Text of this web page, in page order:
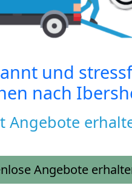
und
nach
Angebote
Angebote